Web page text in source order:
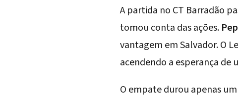
A partida no CT Barradão
tomou conta das ações.
vantagem em Salvador. O
acendendo a esperança de
O empate durou apenas